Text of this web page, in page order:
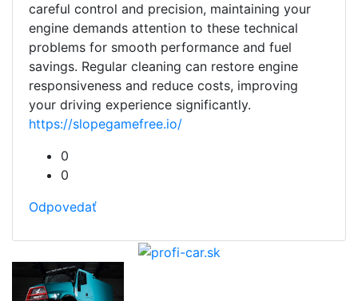
careful control and precision, maintaining your
engine demands attention to these technical
problems for smooth performance and fuel
savings. Regular cleaning can restore engine
responsiveness and reduce costs, improving
your driving experience significantly.
https://slopegamefree.io/
0
0
Odpovedať